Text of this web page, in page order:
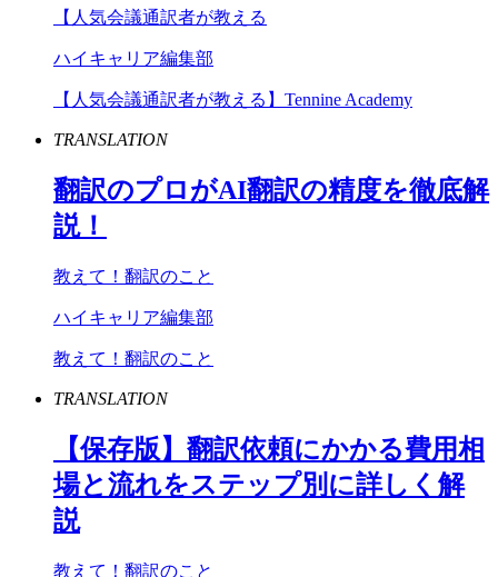
【人気会議通訳者が教える
ハイキャリア編集部
【人気会議通訳者が教える】Tennine Academy
TRANSLATION
翻訳のプロがAI翻訳の精度を徹底解
説！
教えて！翻訳のこと
ハイキャリア編集部
教えて！翻訳のこと
TRANSLATION
【保存版】翻訳依頼にかかる費用相
場と流れをステップ別に詳しく解
説
教えて！翻訳のこと